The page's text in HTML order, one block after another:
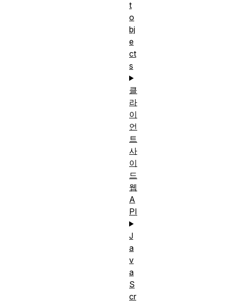
t
o
bj
e
ct
s
클
라
이
언
트
사
이
드
웹
A
PI
J
a
v
a
S
cr